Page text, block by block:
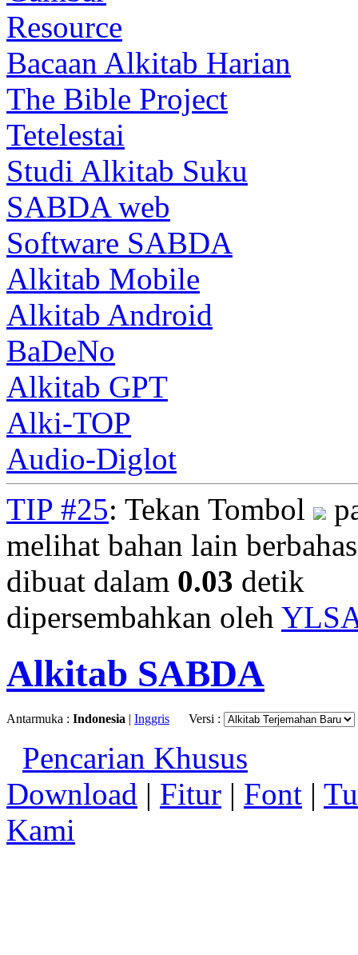
Resource
Bacaan Alkitab Harian
The Bible Project
Tetelestai
Studi Alkitab Suku
SABDA web
Software SABDA
Alkitab Mobile
Alkitab Android
BaDeNo
Alkitab GPT
Alki-TOP
Audio-Diglot
TIP #25: Tekan Tombol
melihat bahan lain
dibuat dalam 0.03 detik
dipersembahkan oleh
Alkitab SABDA
Antarmuka : Indonesia | Inggris Versi :
Pencarian Khusus
Download | Fitur | Font |
Kami